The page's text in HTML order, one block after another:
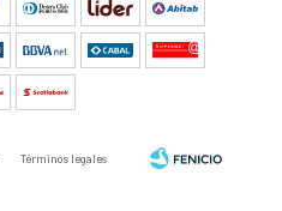
Términos legales